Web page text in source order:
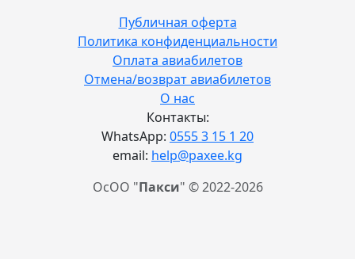
Публичная оферта
Политика конфиденциальности
Оплата авиабилетов
Отмена/возврат авиабилетов
О нас
Контакты:
WhatsApp: 0555 3 15 1 20
email: help@paxee.kg
ОсОО "Пакси" © 2022-2026